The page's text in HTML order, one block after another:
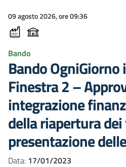
09 agosto 2026, ore 09:36
Bando
Bando
Finestra 2 –
integrazione
della riapertura
presentazione
Data: 17/01/2023